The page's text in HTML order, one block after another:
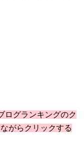
ログランキングのク
がらクリックする